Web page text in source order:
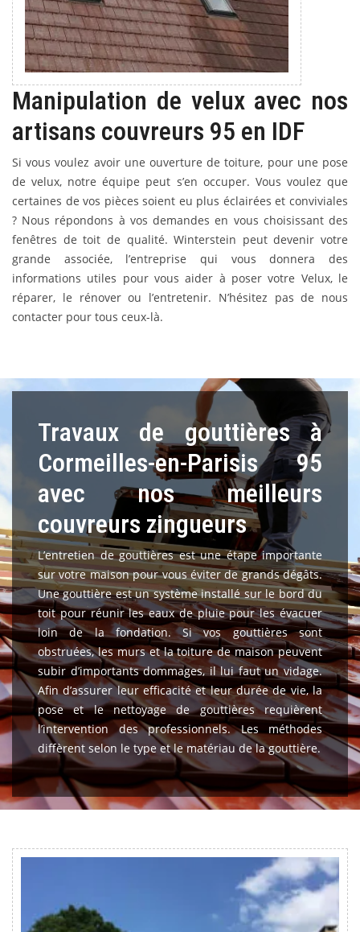
Manipulation de velux avec nos
artisans couvreurs 95 en IDF
Si vous voulez avoir une ouverture de toiture, pour une pose
de velux, notre équipe peut s’en occuper. Vous voulez que
certaines de vos pièces soient eu plus éclairées et conviviales
? Nous répondons à vos demandes en vous choisissant des
fenêtres de toit de qualité. Winterstein peut devenir votre
grande associée, l’entreprise qui vous donnera des
informations utiles pour vous aider à poser votre Velux, le
réparer, le rénover ou l’entretenir. N’hésitez pas de nous
contacter pour tous ceux-là.
Travaux de gouttières à
Cormeilles-en-Parisis 95
avec nos meilleurs
couvreurs zingueurs
L’entretien de gouttières est une étape importante
sur votre maison pour vous éviter de grands dégâts.
Une gouttière est un système installé sur le bord du
toit pour réunir les eaux de pluie pour les évacuer
loin de la fondation. Si vos gouttières sont
obstruées, les murs et la toiture de maison peuvent
subir d’importants dommages, il lui faut un vidage.
Afin d’assurer leur efficacité et leur durée de vie, la
pose et le nettoyage de gouttières requièrent
l’intervention des professionnels. Les méthodes
diffèrent selon le type et le matériau de la gouttière.